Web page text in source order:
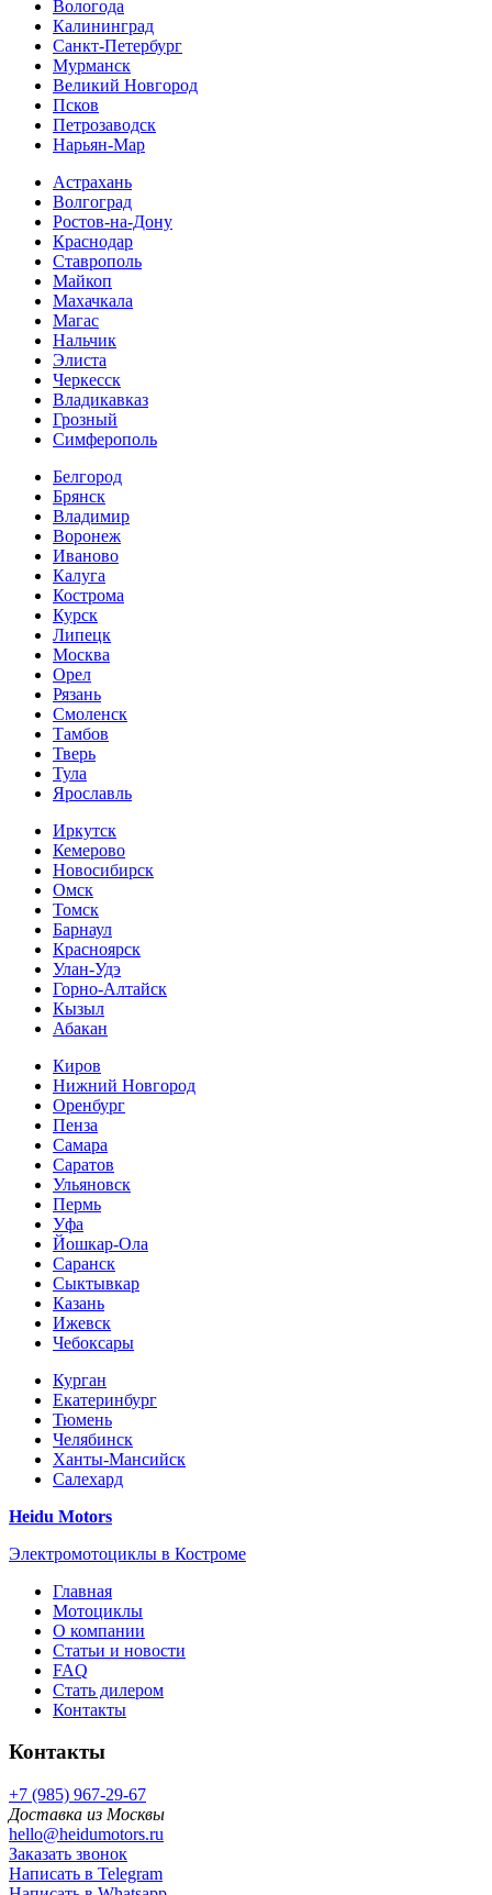
Вологода
Калининград
Санкт-Петербург
Мурманск
Великий Новгород
Псков
Петрозаводск
Нарьян-Мар
Астрахань
Волгоград
Ростов-на-Дону
Краснодар
Ставрополь
Майкоп
Махачкала
Магас
Нальчик
Элиста
Черкесск
Владикавказ
Грозный
Симферополь
Белгород
Брянск
Владимир
Воронеж
Иваново
Калуга
Кострома
Курск
Липецк
Москва
Орел
Рязань
Смоленск
Тамбов
Тверь
Тула
Ярославль
Иркутск
Кемерово
Новосибирск
Омск
Томск
Барнаул
Красноярск
Улан-Удэ
Горно-Алтайск
Кызыл
Абакан
Киров
Нижний Новгород
Оренбург
Пенза
Самара
Саратов
Ульяновск
Пермь
Уфа
Йошкар-Ола
Саранск
Сыктывкар
Казань
Ижевск
Чебоксары
Курган
Екатеринбург
Тюмень
Челябинск
Ханты-Мансийск
Салехард
Heidu Motors
Электромотоциклы в Костроме
Главная
Мотоциклы
О компании
Статьи и новости
FAQ
Стать дилером
Контакты
Контакты
+7 (985) 967-29-67
Доставка из Москвы
hello@heidumotors.ru
Заказать звонок
Написать в Telegram